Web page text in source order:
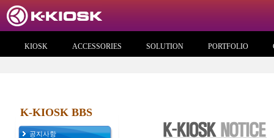
KIOSK ACCESSORIES SOLUTION PORTFOLIO
K-KIOSK BBS
공지사항